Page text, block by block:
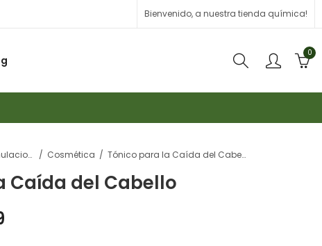
Bienvenido, a nuestra tienda química!
0
Formulaciones Cosmética Tónico para la Caída del Cabello
Caída del Cabello